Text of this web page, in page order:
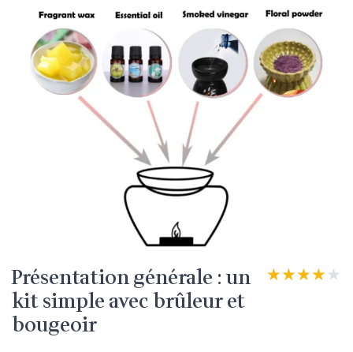
Présentation générale : un
kit simple avec brûleur et
bougeoir
★★★★★
★★★★★